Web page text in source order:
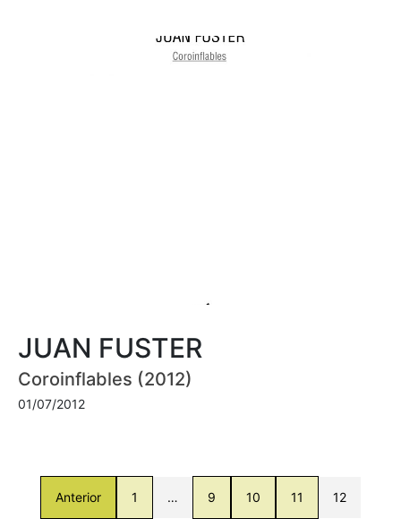
JUAN FUSTER
Coroinflables (2012)
01/07/2012
Anterior 1 … 9 10 11 12